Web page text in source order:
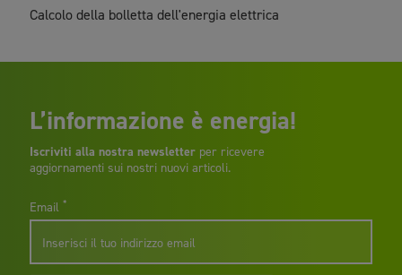
Calcolo della bolletta dell'energia elettrica
L’informazione è energia!
Iscriviti alla nostra newsletterper ricevere
aggiornamenti sui nostri nuovi articoli.
Email *